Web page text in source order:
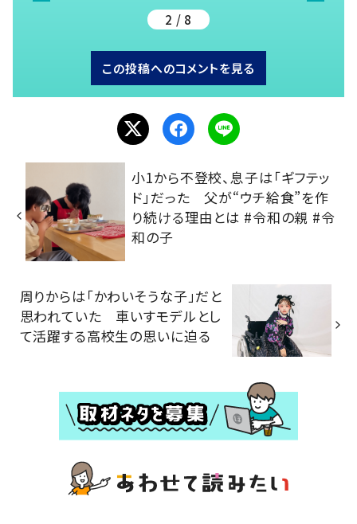
2 / 8
この投稿へのコメントを見る
小1から不登校、息子は「ギフテッ
ド」だった 父が“ウチ給食”を作
り続ける理由とは #令和の親 #令
和の子
周りからは「かわいそうな子」だと
思われていた 車いすモデルとし
て活躍する高校生の思いに迫る